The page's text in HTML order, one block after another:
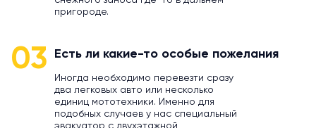
пригороде.
03 Есть ли какие-то особые пожелания
Иногда необходимо перевезти сразу
два легковых авто или несколько
единиц мототехники. Именно для
подобных случаев у нас специальный